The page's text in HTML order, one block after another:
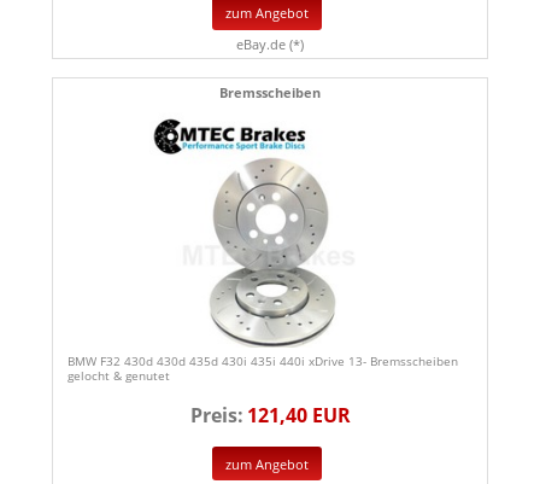
zum Angebot
eBay.de (*)
Bremsscheiben
BMW F32 430d 430d 435d 430i 435i 440i xDrive 13- Bremsscheiben
gelocht & genutet
Preis: 121,40 EUR
zum Angebot